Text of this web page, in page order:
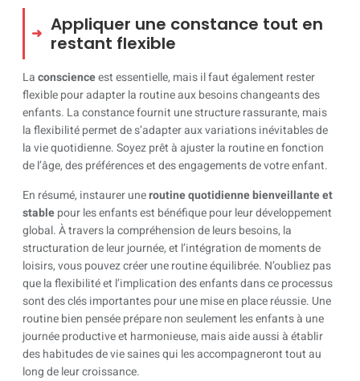
Appliquer une constance tout en
restant flexible
Laconscienceest essentielle, mais il faut également rester
flexible pour adapter la routine aux besoins changeants des
enfants. La constance fournit une structure rassurante, mais
la flexibilité permet de s’adapter aux variations inévitables de
la vie quotidienne. Soyez prêt à ajuster la routine en fonction
de l’âge, des préférences et des engagements de votre enfant.
En résumé, instaurer uneroutine quotidienne bienveillante et
stablepour les enfants est bénéfique pour leur développement
global. À travers la compréhension de leurs besoins, la
structuration de leur journée, et l’intégration de moments de
loisirs, vous pouvez créer une routine équilibrée. N’oubliez pas
que la flexibilité et l’implication des enfants dans ce processus
sont des clés importantes pour une mise en place réussie. Une
routine bien pensée prépare non seulement les enfants à une
journée productive et harmonieuse, mais aide aussi à établir
des habitudes de vie saines qui les accompagneront tout au
long de leur croissance.